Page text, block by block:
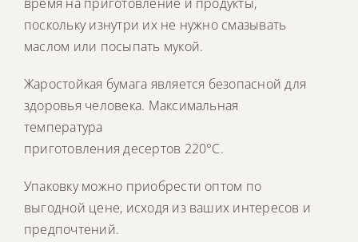
поскольку изнутри их не нужно смазывать
маслом или посыпать мукой.
Жаростойкая бумага является безопасной для
здоровья человека. Максимальная
температура
приготовления десертов 220°C.
Упаковку можно приобрести оптом по
выгодной цене, исходя из ваших интересов и
предпочтений.